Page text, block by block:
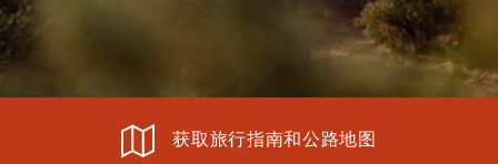
获取旅行指南和公路地图